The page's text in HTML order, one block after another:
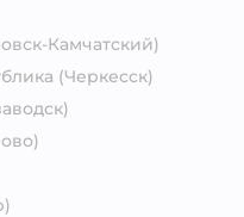
Камчатский)
(Черкесск)